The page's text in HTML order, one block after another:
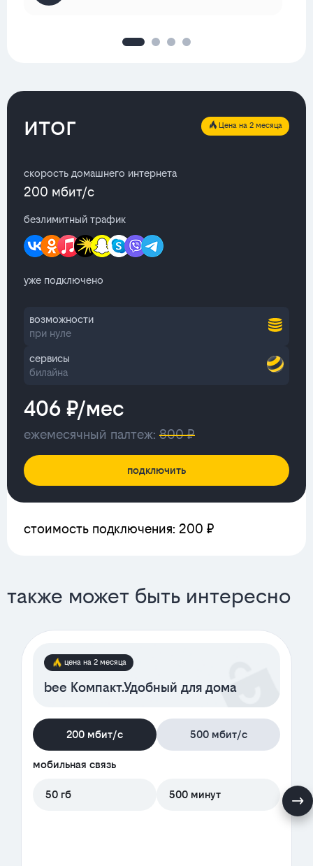
итог Цена на 2 месяца
скорость домашнего интернета
200 мбит/с
безлимитный трафик
уже подключено
возможности
при нуле
сервисы
билайна
406 ₽/мес
ежемесячный палтеж: 800 ₽
подключить
стоимость подключения: 200 ₽
также может быть интересно
цена на 2 месяца
bee Компакт.Удобный для дома
200 мбит/с 500 мбит/с
мобильная связь
50 гб 500 минут